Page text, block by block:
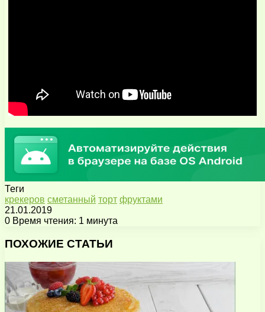
Теги
крекеров сметанный торт фруктами
21.01.2019
0 Время чтения: 1 минута
через
почту
ПОХОЖИЕ СТАТЬИ